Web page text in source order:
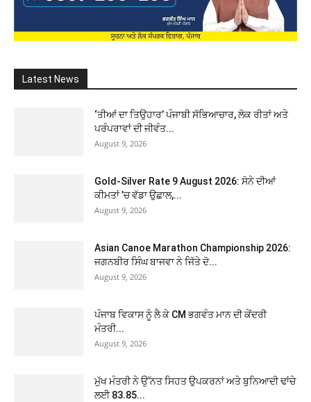
Latest News
‘ਤੀਆਂ ਦਾ ਤਿਉਹਾਰ’ ਪੰਜਾਬੀ ਸੱਭਿਆਚਾਰ, ਲੋਕ ਰੀਤਾਂ ਅਤੇ
ਪਰੰਪਰਾਵਾਂ ਦੀ ਜੀਵੰਤ...
August 9, 2026
Gold-Silver Rate 9 August 2026: ਸੋਨੇ ਦੀਆਂ
ਕੀਮਤਾਂ ’ਚ ਵੱਡਾ ਉਛਾਲ,...
August 9, 2026
Asian Canoe Marathon Championship 2026:
ਜਗਨਬੀਰ ਸਿੰਘ ਬਾਜਵਾ ਨੇ ਜਿੱਤੇ ਦੋ...
August 9, 2026
ਪੰਜਾਬ ਵਿਕਾਸ ਨੂੰ ਲੈ ਕੇ CM ਭਗਵੰਤ ਮਾਨ ਦੀ ਕੇਂਦਰੀ
ਮੰਤਰੀ...
August 9, 2026
ਮੁੱਖ ਮੰਤਰੀ ਨੇ ਉੱਨਤ ਸਿਹਤ ਉਪਕਰਨਾਂ ਅਤੇ ਬੁਨਿਆਦੀ ਢਾਂਚੇ
ਲਈ 83.85...